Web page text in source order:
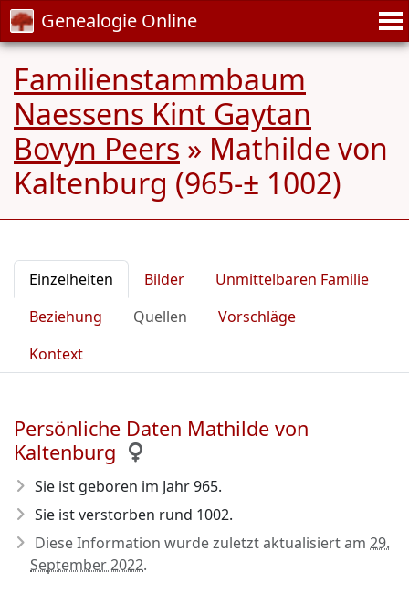
Genealogie Online
Familienstammbaum
Naessens Kint Gaytan
Bovyn Peers » Mathilde von
Kaltenburg (965-± 1002)
Einzelheiten Bilder
Unmittelbaren Familie
Beziehung
Quellen
Vorschläge
Kontext
Persönliche Daten Mathilde von
Kaltenburg
Sie ist geboren im Jahr 965.
Sie ist verstorben rund 1002.
Diese Information wurde zuletzt aktualisiert am 29.
September 2022.